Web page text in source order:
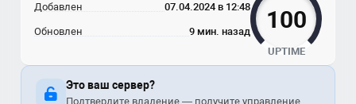
Добавлен 07.04.2024 в 12:48
Обновлен 9 мин. назад 100
UPTIME
Это ваш сервер?
Подтвердите владение — получите управление